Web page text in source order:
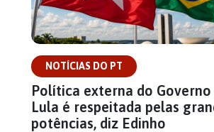
NOTÍCIAS DO PT
Política externa do Governo
Lula é respeitada pelas
potências, diz Edinho